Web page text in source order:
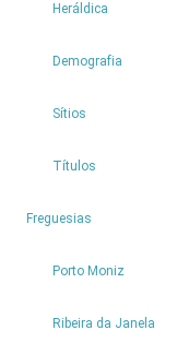
Heráldica
Demografia
Sítios
Títulos
Freguesias
Porto Moniz
Ribeira da Janela
Ata Nº 2/2018 -
Ata-2-2019.pdf
Ata Nº 3/2019 -
Ata-3-2019.pdf
Ata Nº 4/2019 -